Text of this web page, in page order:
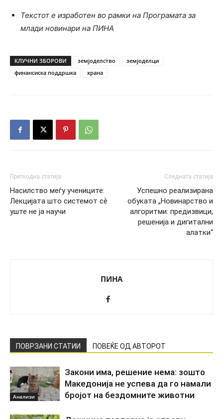
Текстот е изработен во рамки на Програмата за
млади новинари на ПИНА
КЛУЧНИ ЗБОРОВИ земјоделство
земјоделци
финансиска поддршка
храна
Претходна статија
Насилство меѓу учениците:
Лекцијата што системот сѐ
уште не ја научи
Следната статија
Успешно реализирана
обуката „Новинарство и
алгоритми: предизвици,
решенија и дигитални
алатки“
ПИНА
ПОВРЗАНИ СТАТИИ ПОВЕЌЕ ОД АВТОРОТ
Анализи
Закони има, решение нема: зошто
Македонија не успева да го намали
бројот на бездомните животни